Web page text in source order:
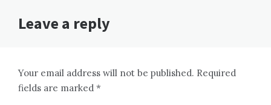
Leave a reply
Your email address will not be published. Required
fields are marked *